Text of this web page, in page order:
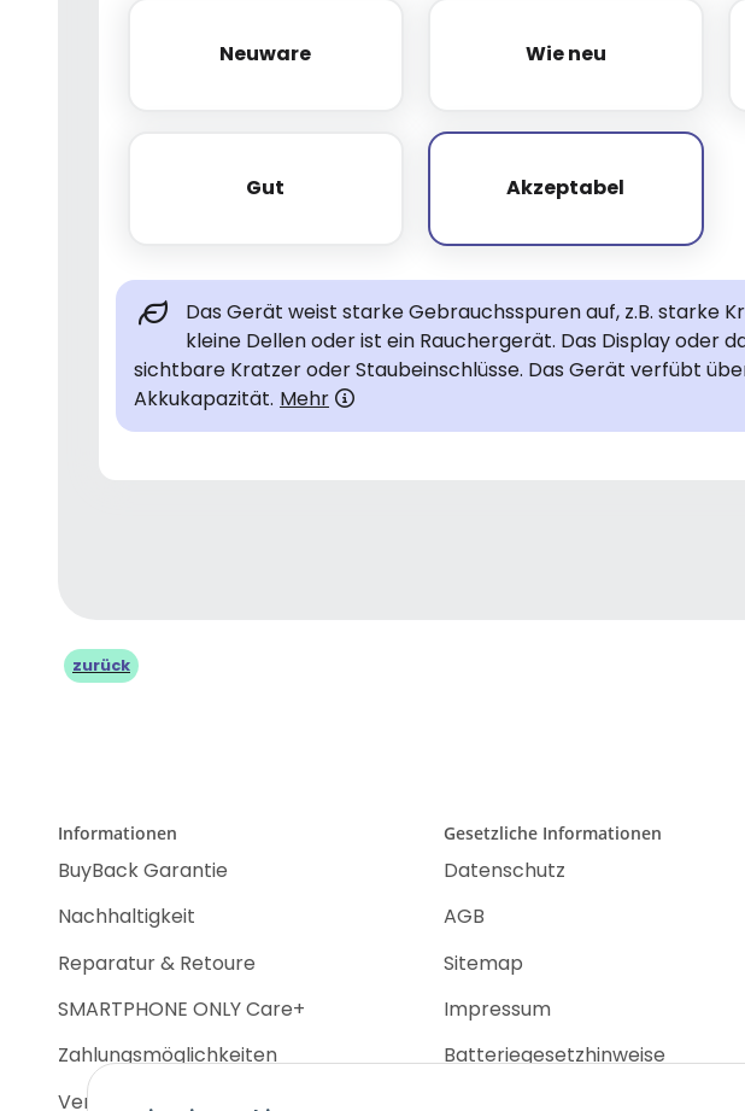
Neuware
Neuware Wie neu
Wie neu
Gut
Gut Akzeptabel
Akzeptabel
Das Gerät weist starke Gebrauchsspuren auf, z.B. starke
kleine Dellen oder ist ein Rauchergerät. Das Display oder
sichtbare Kratzer oder Staubeinschlüsse. Das Gerät verfübt
Akkukapazität. Mehr
zurück
Informationen
BuyBack Garantie
Nachhaltigkeit
Reparatur & Retoure
SMARTPHONE ONLY Care+
Zahlungsmöglichkeiten
Versandinformationen
Gesetzliche Informationen
Datenschutz
AGB
Sitemap
Impressum
Batteriegesetzhinweise